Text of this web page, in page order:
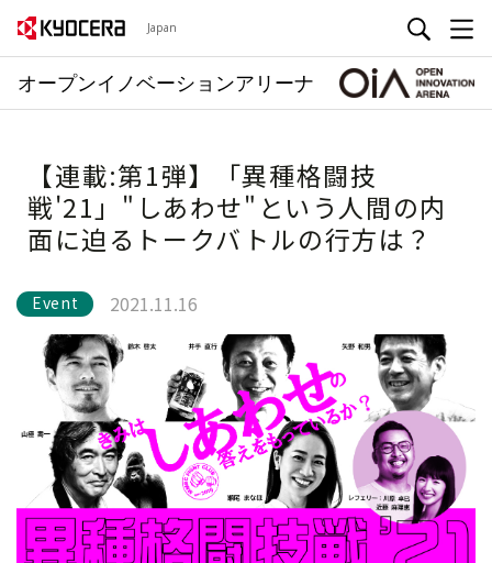
Japan
オープンイノベーションアリーナ
【連載:第1弾】「異種格闘技
戦'21」"しあわせ"という人間の内
面に迫るトークバトルの行方は？
Event 2021.11.16